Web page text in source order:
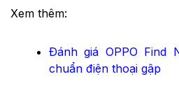
Xem thêm:
Đánh giá OPPO Find
chuẩn điện thoại gập